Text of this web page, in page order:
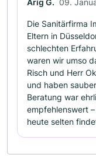
Arig G. 09.
Die Sanitärfirma
Eltern in
schlechten
waren wir umso
Risch und Herr
und haben
Beratung war
empfehlenswert
heute selten